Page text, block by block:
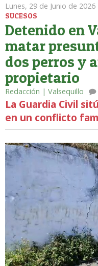
Lunes, 29 de Junio de 2026
SUCESOS
Detenido en
matar
dos perros y
propietario
Redacción | Valsequillo
La Guardia Civil
en un conflicto